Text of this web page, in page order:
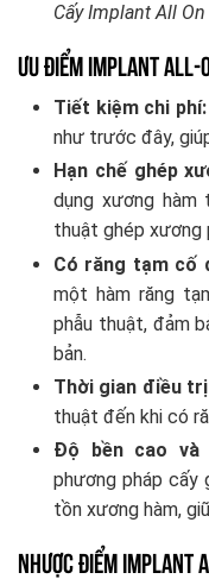
Cấy Implant All
Ưu điểm Implant All-
Tiết kiệm chi phí:
như trước đây,
Hạn chế ghép
dụng xương hàm
thuật ghép xương
Có răng tạm cố
một hàm răng
phẫu thuật, đảm
bản.
Thời gian điều
thuật đến khi có
Độ bền cao và
phương pháp cấy
tồn xương hàm,
Nhược điểm Implant